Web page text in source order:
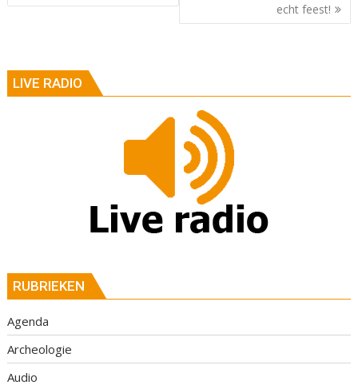
echt feest!
LIVE RADIO
RUBRIEKEN
Agenda
Archeologie
Audio